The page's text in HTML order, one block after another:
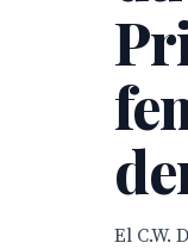
El C.W.